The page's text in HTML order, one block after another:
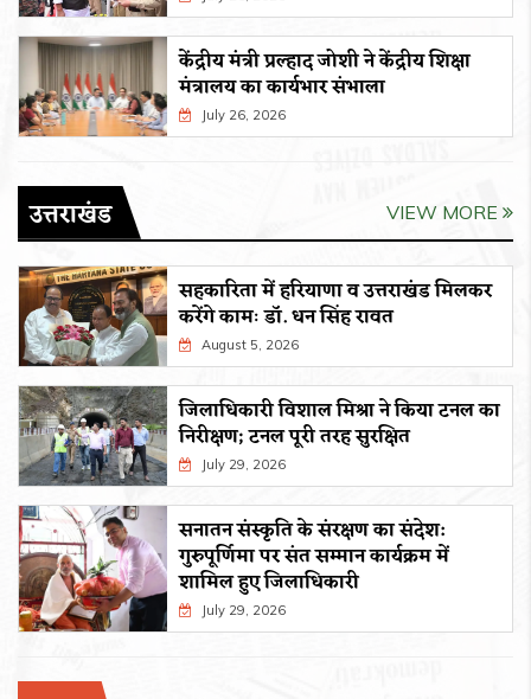
केंद्रीय मंत्री प्रल्हाद जोशी ने केंद्रीय शिक्षा
मंत्रालय का कार्यभार संभाला
July 26, 2026
उत्तराखंड VIEW MORE
सहकारिता में हरियाणा व उत्तराखंड मिलकर
करेंगे कामः डाॅ. धन सिंह रावत
August 5, 2026
जिलाधिकारी विशाल मिश्रा ने किया टनल का
निरीक्षण; टनल पूरी तरह सुरक्षित
July 29, 2026
सनातन संस्कृति के संरक्षण का संदेश:
गुरुपूर्णिमा पर संत सम्मान कार्यक्रम में
शामिल हुए जिलाधिकारी
July 29, 2026